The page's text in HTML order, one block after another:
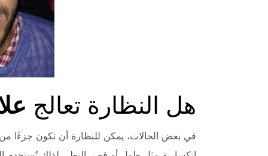
هل النظارة تعالج
في بعض الحالات، يمكن للنظارة أن تكون جزءًا